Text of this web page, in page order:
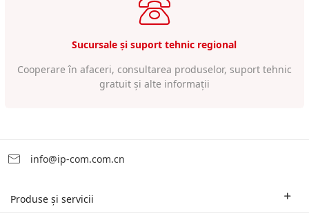
Sucursale și suport tehnic regional
Cooperare în afaceri, consultarea produselor, suport tehnic
gratuit și alte informații
info@ip-com.com.cn
Produse și servicii